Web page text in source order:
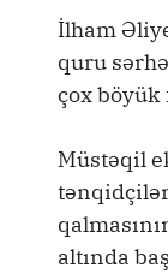
İlham
quru
çox
Müstəqil
altında